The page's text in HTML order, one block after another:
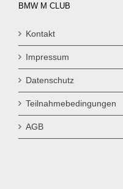
BMW M CLUB
Kontakt
Impressum
Datenschutz
Teilnahmebedingungen
AGB